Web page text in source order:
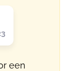
een